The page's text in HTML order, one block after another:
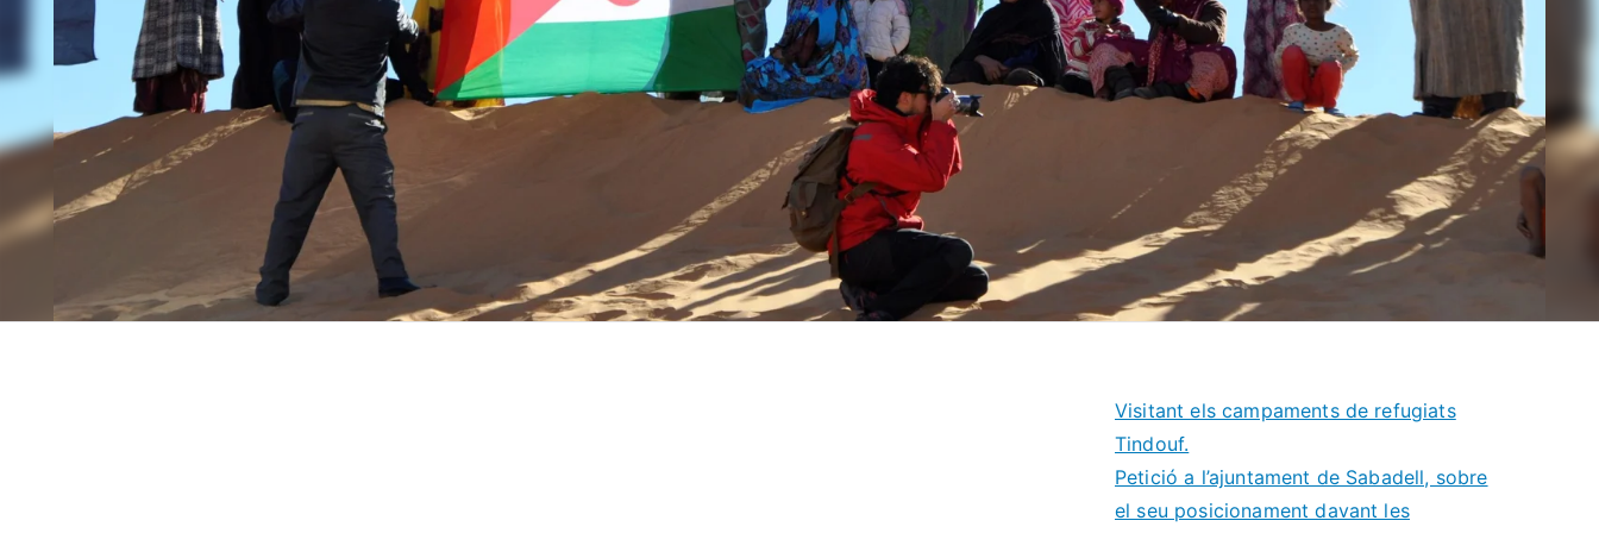
Visitant els campaments de refugiats
Tindouf.
Petició a l’ajuntament de Sabadell, sobre
el seu posicionament davant les